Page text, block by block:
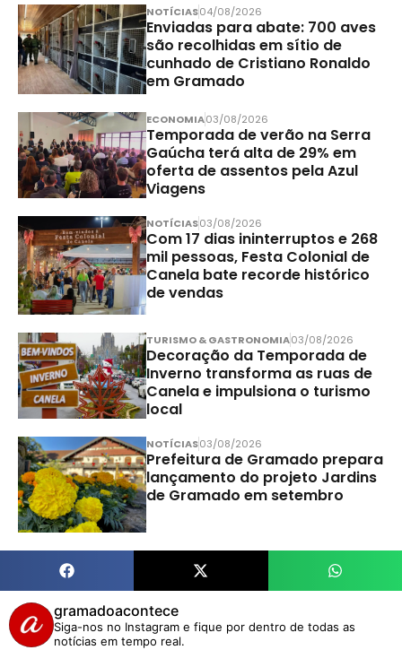
NOTÍCIAS04/08/2026
Enviadas para abate: 700 aves
são recolhidas em sítio de
cunhado de Cristiano Ronaldo
em Gramado
ECONOMIA03/08/2026
Temporada de verão na Serra
Gaúcha terá alta de 29% em
oferta de assentos pela Azul
Viagens
NOTÍCIAS03/08/2026
Com 17 dias ininterruptos e 268
mil pessoas, Festa Colonial de
Canela bate recorde histórico
de vendas
TURISMO & GASTRONOMIA03/08/2026
Decoração da Temporada de
Inverno transforma as ruas de
Canela e impulsiona o turismo
local
NOTÍCIAS03/08/2026
Prefeitura de Gramado prepara
lançamento do projeto Jardins
de Gramado em setembro
gramadoacontece
Siga-nos no Instagram e fique por dentro de todas as
notícias em tempo real.